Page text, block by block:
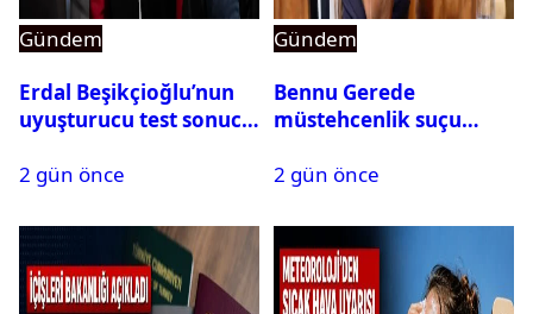
Gündem
Erdal Beşikçioğlu’nun
uyuşturucu test sonucu
2 gün önce
Gündem
Bennu Gerede
müstehcenlik suçu
alındı
2 gün önce